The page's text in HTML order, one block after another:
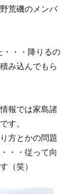
荒磯のメンバ
・・降りるの
み込んでもら
報では家島諸
す。
方とかの問題
・・従って向
（笑）